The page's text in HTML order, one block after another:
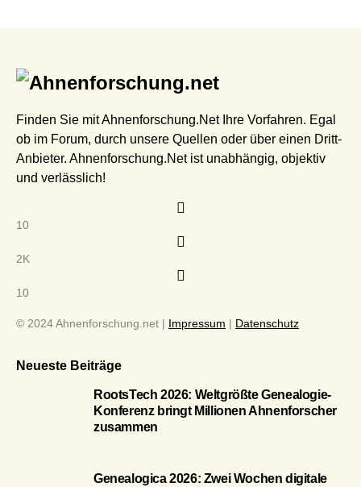
Finden Sie mit Ahnenforschung.Net Ihre Vorfahren. Egal
ob im Forum, durch unsere Quellen oder über einen Dritt-
Anbieter. Ahnenforschung.Net ist unabhängig, objektiv
und verlässlich!
10
2K
10
© 2024 Ahnenforschung.net | Impressum | Datenschutz
Neueste Beiträge
RootsTech 2026: Weltgrößte Genealogie-
Konferenz bringt Millionen Ahnenforscher
zusammen
Genealogica 2026: Zwei Wochen digitale